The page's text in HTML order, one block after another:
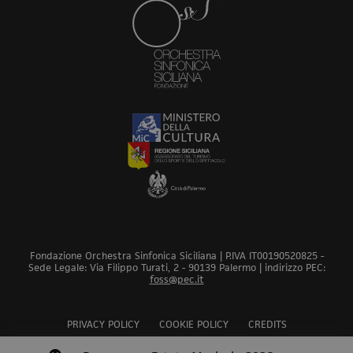
Fondazione Orchestra Sinfonica Siciliana | P.IVA IT00190520825 -
Sede Legale: Via Filippo Turati, 2 - 90139 Palermo | indirizzo PEC:
foss@pec.it
PRIVACY POLICY COOKIE POLICY CREDITS